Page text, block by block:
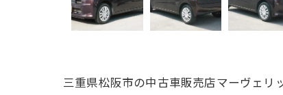
三重県松阪市の中古車販売店マーヴェリ